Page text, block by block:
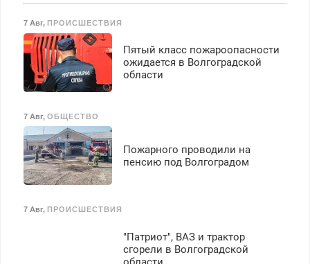
Ежемесячно
выплачивается денежная
безопасности с з/п до
125000 руб.
7 Авг, ПРОИСШЕСТВИЯ
Пятый класс пожароопасности
ожидается в Волгоградской
области
7 Авг, ОБЩЕСТВО
Пожарного проводили на
пенсию под Волгоградом
7 Авг, ПРОИСШЕСТВИЯ
"Патриот", ВАЗ и трактор
сгорели в Волгоградской